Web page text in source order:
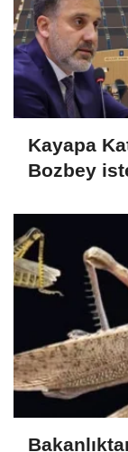
Kayapa
Bozbey